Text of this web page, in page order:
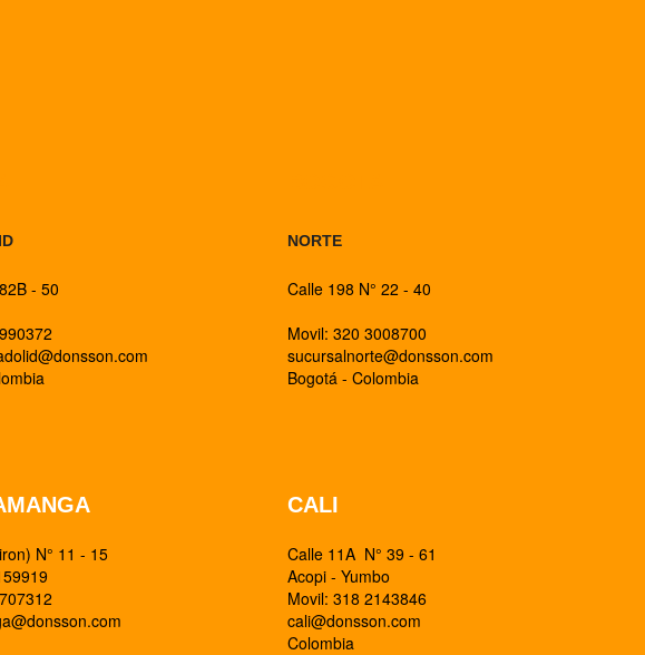
- 50
NORTE
Calle 198 N° 22 - 40
Movil: 320 3008700
sucursalnorte@donsson.com
Bogotá - Colombia
N° 11 - 15
CALI
Calle 11A N° 39 - 61
Acopi - Yumbo
Movil: 318 2143846
cali@donsson.com
Colombia